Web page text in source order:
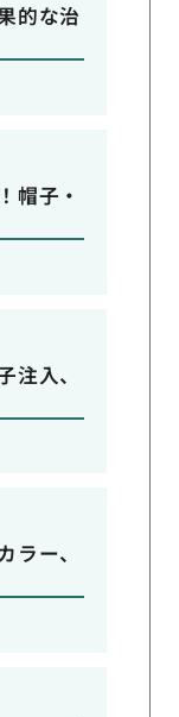
的な治
帽子・
注入、
ー、